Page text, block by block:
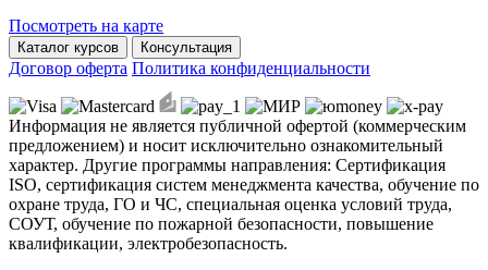
Посмотреть на карте
Каталог курсов Консультация
Договор оферта Политика конфиденциальности
Информация не является публичной офертой (коммерческим
предложением) и носит исключительно ознакомительный
характер. Другие программы направления: Сертификация
ISO, сертификация систем менеджмента качества, обучение по
охране труда, ГО и ЧС, специальная оценка условий труда,
СОУТ, обучение по пожарной безопасности, повышение
квалификации, электробезопасность.